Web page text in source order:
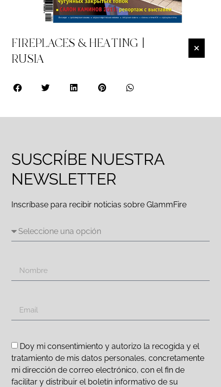
FIREPLACES & HEATING |
RUSIA
SUSCRÍBE NUESTRA
NEWSLETTER
Inscríbase para recibir noticias sobre GlammFire
Doy mi consentimiento y autorizo la recogida y el
tratamiento de mis datos personales, concretamente
mi dirección de correo electrónico, con el fin de
facilitar y distribuir el boletín informativo de su